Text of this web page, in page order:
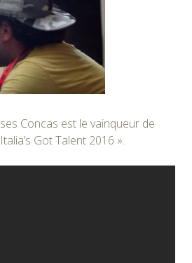
Concas est le vainqueur de
Got Talent 2016 ».